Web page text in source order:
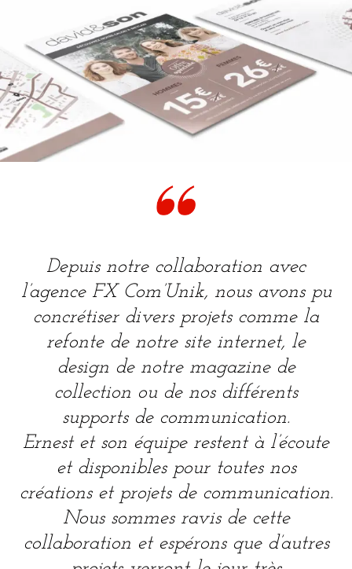
Depuis notre collaboration avec
l’agence FX Com’Unik, nous avons pu
concrétiser divers projets comme la
refonte de notre site internet, le
design de notre magazine de
collection ou de nos différents
supports de communication.
Ernest et son équipe restent à l’écoute
et disponibles pour toutes nos
créations et projets de communication.
Nous sommes ravis de cette
collaboration et espérons que d’autres